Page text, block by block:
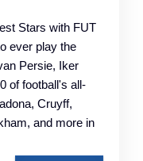
Stars with FUT
ever play the
Persie, Iker
of football's all-
Cruyff,
and more in